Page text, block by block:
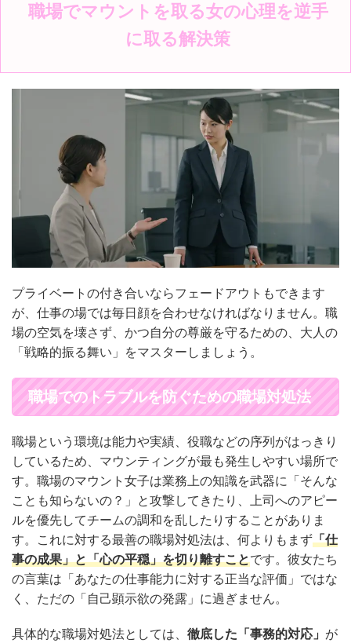
職場でマウントを取る女の心理を逆手
に取る解決策
プライベートの付き合いならフェードアウトもできます
が、仕事の場では毎日顔を合わせなければなりません。職
場の空気を壊さず、かつ自分の尊厳を守るための、大人の
「戦略的振る舞い」をマスターしましょう。
職場でのトラブルを防ぐための職場対処法
職場という環境は能力や実績、役職などの序列がはっきり
しているため、マウンティングが最も発生しやすい場所で
す。職場のマウント女子は業務上の知識を武器に「そんな
ことも知らないの？」と攻撃してきたり、上司へのアピー
ルを優先してチームの調和を乱したりすることがありま
す。これに対する最善の職場対処法は、何よりもまず「仕
事の成果」と「心の平穏」を切り離すことです。彼女たち
の言葉は「あなたの仕事能力に対する正当な評価」ではな
く、ただの「自己顕示欲の発露」に過ぎません。
具体的な職場対処法としては、 徹底した「事務的対応」 が